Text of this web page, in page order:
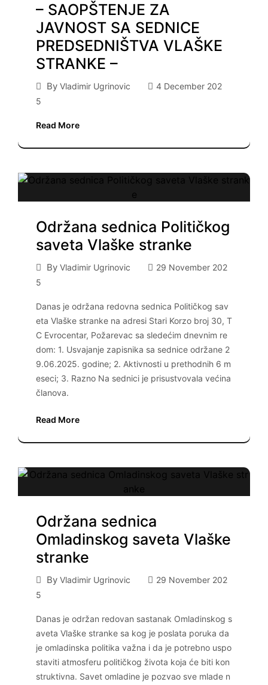
– SAOPŠTENJE ZA
JAVNOST SA SEDNICE
PREDSEDNIŠTVA VLAŠKE
STRANKE –
By Vladimir Ugrinovic
4 December 202
5
Read More
Održana sednica Političkog
saveta Vlaške stranke
By Vladimir Ugrinovic
29 November 202
5
Danas je održana redovna sednica Političkog sav
eta Vlaške stranke na adresi Stari Korzo broj 30, T
C Evrocentar, Požarevac sa sledećim dnevnim re
dom: 1. Usvajanje zapisnika sa sednice održane 2
9.06.2025. godine; 2. Aktivnosti u prethodnih 6 m
eseci; 3. Razno Na sednici je prisustvovala većina
članova.
Read More
Održana sednica
Omladinskog saveta Vlaške
stranke
By Vladimir Ugrinovic
29 November 202
5
Danas je održan redovan sastanak Omladinskog s
aveta Vlaške stranke sa kog je poslata poruka da
je omladinska politika važna i da je potrebno uspo
staviti atmosferu političkog života koja će biti kon
struktivna. Savet omladine je pozvao sve mlade n